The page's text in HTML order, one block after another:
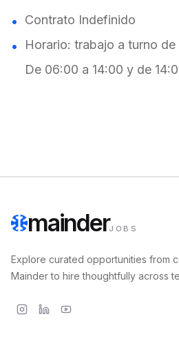
Contrato Indefinido
Horario: trabajo a turno de
De 06:00 a 14:00 y de
mainderJOBS
Explore curated opportunities from
Mainder to hire thoughtfully across